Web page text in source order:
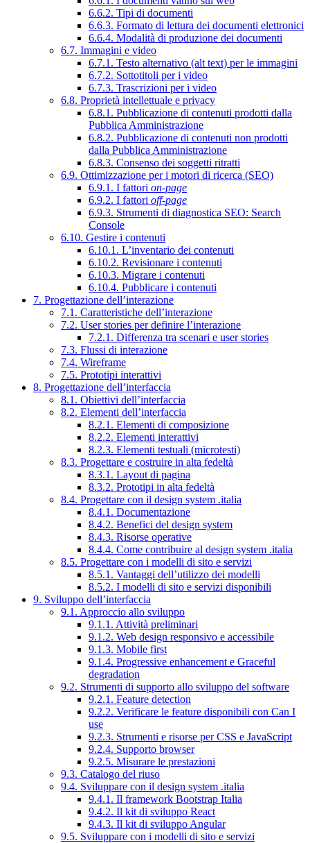
6.6.2. Tipi di documenti
6.6.3. Formato di lettura dei documenti elettronici
6.6.4. Modalità di produzione dei documenti
6.7. Immagini e video
6.7.1. Testo alternativo (alt text) per le immagini
6.7.2. Sottotitoli per i video
6.7.3. Trascrizioni per i video
6.8. Proprietà intellettuale e privacy
6.8.1. Pubblicazione di contenuti prodotti dalla
Pubblica Amministrazione
6.8.2. Pubblicazione di contenuti non prodotti
dalla Pubblica Amministrazione
6.8.3. Consenso dei soggetti ritratti
6.9. Ottimizzazione per i motori di ricerca (SEO)
6.9.1. I fattori on-page
6.9.2. I fattori off-page
6.9.3. Strumenti di diagnostica SEO: Search
Console
6.10. Gestire i contenuti
6.10.1. L’inventario dei contenuti
6.10.2. Revisionare i contenuti
6.10.3. Migrare i contenuti
6.10.4. Pubblicare i contenuti
7. Progettazione dell’interazione
7.1. Caratteristiche dell’interazione
7.2. User stories per definire l’interazione
7.2.1. Differenza tra scenari e user stories
7.3. Flussi di interazione
7.4. Wireframe
7.5. Prototipi interattivi
8. Progettazione dell’interfaccia
8.1. Obiettivi dell’interfaccia
8.2. Elementi dell’interfaccia
8.2.1. Elementi di composizione
8.2.2. Elementi interattivi
8.2.3. Elementi testuali (microtesti)
8.3. Progettare e costruire in alta fedeltà
8.3.1. Layout di pagina
8.3.2. Prototipi in alta fedeltà
8.4. Progettare con il design system .italia
8.4.1. Documentazione
8.4.2. Benefici del design system
8.4.3. Risorse operative
8.4.4. Come contribuire al design system .italia
8.5. Progettare con i modelli di sito e servizi
8.5.1. Vantaggi dell’utilizzo dei modelli
8.5.2. I modelli di sito e servizi disponibili
9. Sviluppo dell’interfaccia
9.1. Approccio allo sviluppo
9.1.1. Attività preliminari
9.1.2. Web design responsivo e accessibile
9.1.3. Mobile first
9.1.4. Progressive enhancement e Graceful
degradation
9.2. Strumenti di supporto allo sviluppo del software
9.2.1. Feature detection
9.2.2. Verificare le feature disponibili con Can I
use
9.2.3. Strumenti e risorse per CSS e JavaScript
9.2.4. Supporto browser
9.2.5. Misurare le prestazioni
9.3. Catalogo del riuso
9.4. Sviluppare con il design system .italia
9.4.1. Il framework Bootstrap Italia
9.4.2. Il kit di sviluppo React
9.4.3. Il kit di sviluppo Angular
9.5. Sviluppare con i modelli di sito e servizi